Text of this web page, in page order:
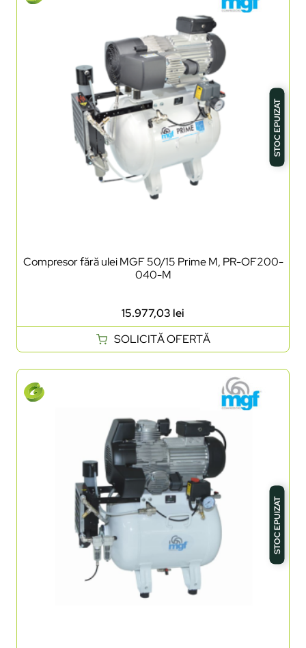
STOC EPUIZAT
Compresor fără ulei MGF 50/15 Prime M, PR-OF200-
040-M
15.977,03 lei
SOLICITĂ OFERTĂ
STOC EPUIZAT